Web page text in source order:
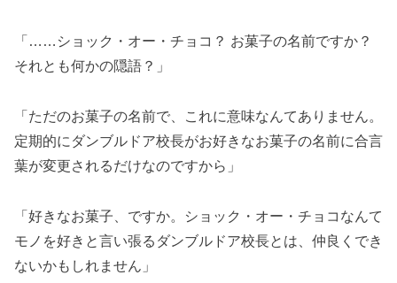
「……ショック・オー・チョコ？ お菓子の名前ですか？
それとも何かの隠語？」
「ただのお菓子の名前で、これに意味なんてありません。
定期的にダンブルドア校長がお好きなお菓子の名前に合言
葉が変更されるだけなのですから」
「好きなお菓子、ですか。ショック・オー・チョコなんて
モノを好きと言い張るダンブルドア校長とは、仲良くでき
ないかもしれません」